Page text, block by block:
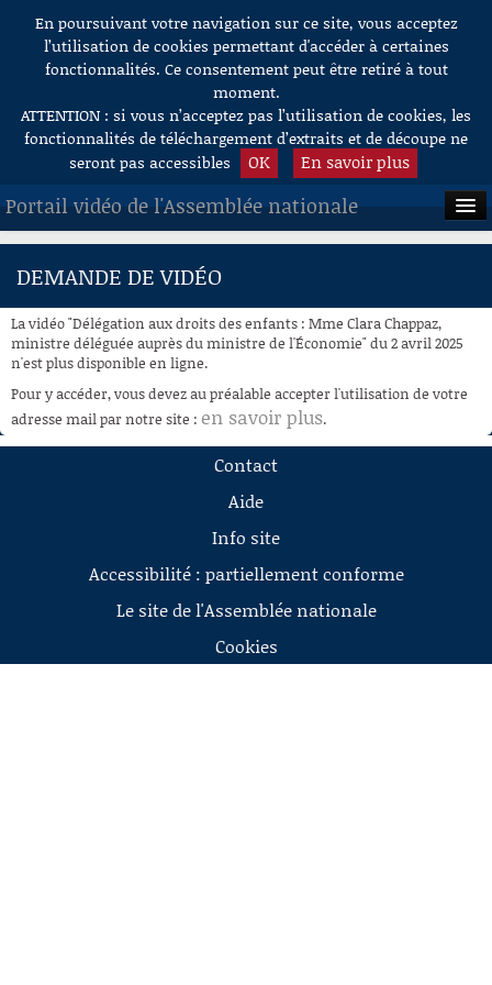
Aller au contenu
En poursuivant votre navigation sur ce site, vous acceptez
l’utilisation de cookies permettant d'accéder à certaines
fonctionnalités. Ce consentement peut être retiré à tout
moment.
ATTENTION : si vous n’acceptez pas l’utilisation de cookies, les
fonctionnalités de téléchargement d’extraits et de découpe ne
seront pas accessibles
OK En savoir plus
Portail vidéo de l'Assemblée nationale
ACCUEIL
À LA DEMANDE
RECHERCHE
AIDE À LA DÉCOUPE
DE VIDÉOS
DEMANDE DE VIDÉO
La vidéo "Délégation aux droits des enfants : Mme Clara Chappaz,
ministre déléguée auprès du ministre de l'Économie" du 2 avril 2025
n'est plus disponible en ligne.
Pour y accéder, vous devez au préalable accepter l'utilisation de votre
adresse mail par notre site : en savoir plus.
Contact
Aide
Info site
Accessibilité : partiellement conforme
Le site de l'Assemblée nationale
Cookies